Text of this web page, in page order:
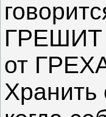
ГРЕШИТ
от
Хранить